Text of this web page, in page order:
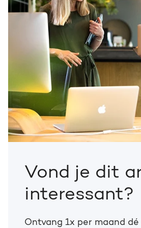
Vond je dit
interessant?
Ontvang 1x per maand